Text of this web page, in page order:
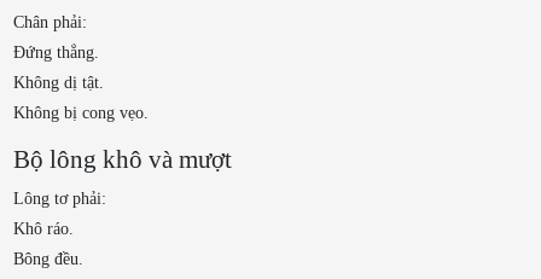
Chân phải:
Đứng thẳng.
Không dị tật.
Không bị cong vẹo.
Bộ lông khô và mượt
Lông tơ phải:
Khô ráo.
Bông đều.